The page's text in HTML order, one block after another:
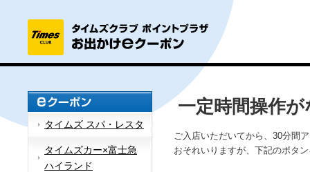
タイムズ スパ・レスタ
タイムズカー×富士急
ハイランド
一定時間操作
ご入店いただいてから、30分間
おそれいりますが、下記のボタ